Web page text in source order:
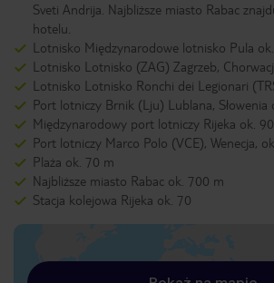
Sveti Andrija. Najbliższe miasto Rabac
hotelu.
Lotnisko Międzynarodowe lotnisko Pula
Lotnisko Lotnisko (ZAG) Zagrzeb,
Lotnisko Lotnisko Ronchi dei Legionari
Port lotniczy Brnik (Lju) Lublana, Słowenia
Międzynarodowy port lotniczy Rijeka ok.
Port lotniczy Marco Polo (VCE), Wenecja,
Plaża ok. 70 m
Najbliższe miasto Rabac ok. 700 m
Stacja kolejowa Rijeka ok. 70